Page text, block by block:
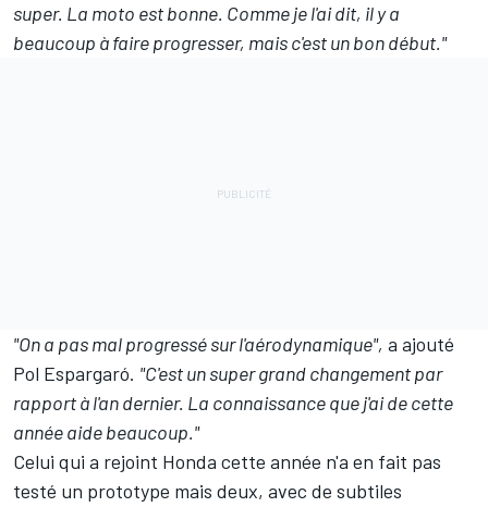
super. La moto est bonne. Comme je l'ai dit, il y a
beaucoup à faire progresser, mais c'est un bon début."
"On a pas mal progressé sur l'aérodynamique", a ajouté
Pol Espargaró. "C'est un super grand changement par
rapport à l'an dernier. La connaissance que j'ai de cette
année aide beaucoup."
Celui qui a rejoint Honda cette année n'a en fait pas
testé un prototype mais deux, avec de subtiles